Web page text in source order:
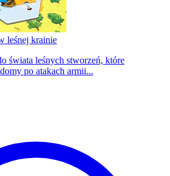
leśnej krainie
świata leśnych stworzeń, które
po atakach armii...